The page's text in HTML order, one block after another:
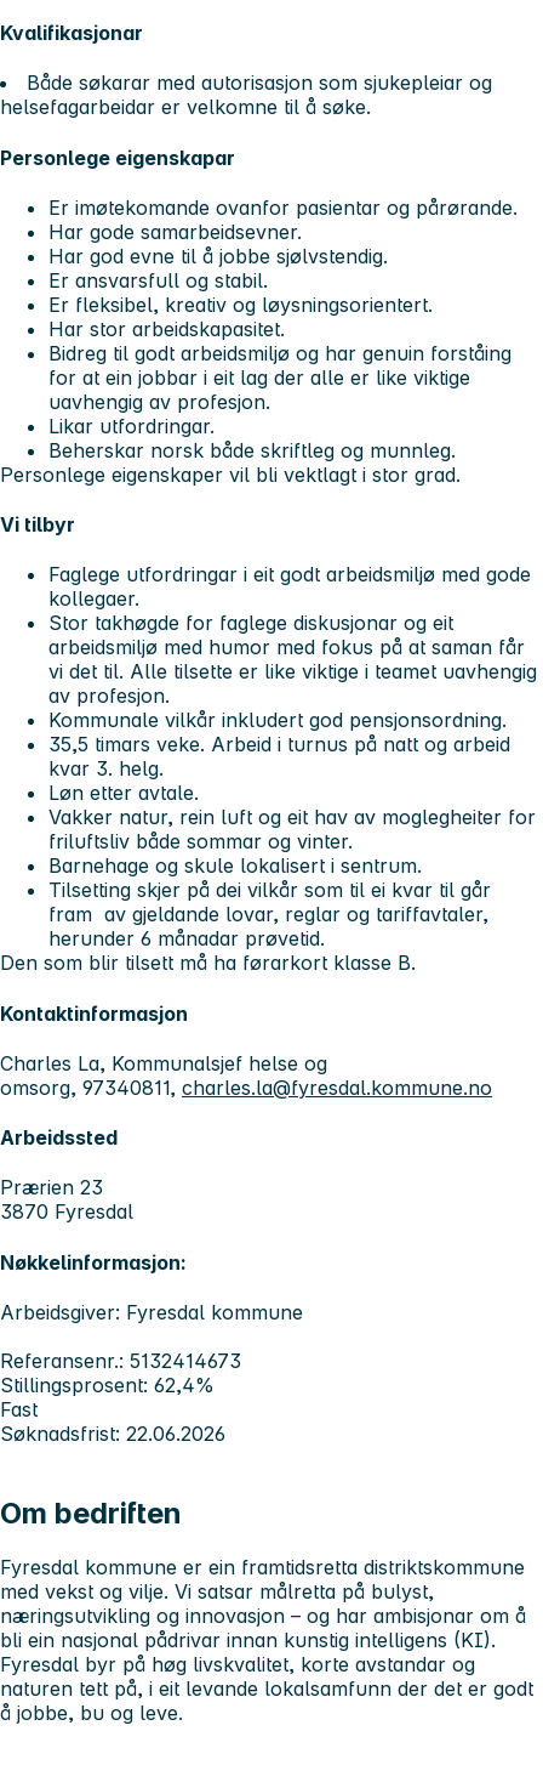
Kvalifikasjonar
Både søkarar med autorisasjon som sjukepleiar og
helsefagarbeidar er velkomne til å søke.
Personlege eigenskapar
Er imøtekomande ovanfor pasientar og pårørande.
Har gode samarbeidsevner.
Har god evne til å jobbe sjølvstendig.
Er ansvarsfull og stabil.
Er fleksibel, kreativ og løysningsorientert.
Har stor arbeidskapasitet.
Bidreg til godt arbeidsmiljø og har genuin forståing
for at ein jobbar i eit lag der alle er like viktige
uavhengig av profesjon.
Likar utfordringar.
Beherskar norsk både skriftleg og munnleg.
Personlege eigenskaper vil bli vektlagt i stor grad.
Vi tilbyr
Faglege utfordringar i eit godt arbeidsmiljø med gode
kollegaer.
Stor takhøgde for faglege diskusjonar og eit
arbeidsmiljø med humor med fokus på at saman får
vi det til. Alle tilsette er like viktige i teamet uavhengig
av profesjon.
Kommunale vilkår inkludert god pensjonsordning.
35,5 timars veke. Arbeid i turnus på natt og arbeid
kvar 3. helg.
Løn etter avtale.
Vakker natur, rein luft og eit hav av moglegheiter for
friluftsliv både sommar og vinter.
Barnehage og skule lokalisert i sentrum.
Tilsetting skjer på dei vilkår som til ei kvar til går
fram av gjeldande lovar, reglar og tariffavtaler,
herunder 6 månadar prøvetid.
Den som blir tilsett må ha førarkort klasse B.
Kontaktinformasjon
Charles La, Kommunalsjef helse og
omsorg, 97340811, charles.la@fyresdal.kommune.no
Arbeidssted
Prærien 23
3870 Fyresdal
Nøkkelinformasjon:
Arbeidsgiver: Fyresdal kommune
Referansenr.: 5132414673
Stillingsprosent: 62,4%
Fast
Søknadsfrist: 22.06.2026
Om bedriften
Fyresdal kommune er ein framtidsretta distriktskommune
med vekst og vilje. Vi satsar målretta på bulyst,
næringsutvikling og innovasjon – og har ambisjonar om å
bli ein nasjonal pådrivar innan kunstig intelligens (KI).
Fyresdal byr på høg livskvalitet, korte avstandar og
naturen tett på, i eit levande lokalsamfunn der det er godt
å jobbe, bu og leve.